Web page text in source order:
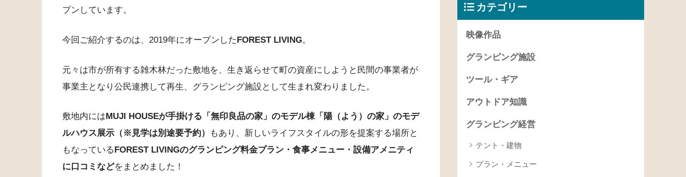
プンしています。
今回ご紹介するのは、2019年にオープンしたFOREST LIVING。
元々は市が所有する雑木林だった敷地を、生き返らせて町の資産にしようと民間の事業者が
事業主となり公民連携して再生、グランピング施設として生まれ変わりました。
敷地内には MUJI HOUSEが手掛ける「無印良品の家」のモデル棟「陽（よう）の家」のモデ
ルハウス展示（※見学は別途要予約）
もあり、新しいライフスタイルの形を提案する場所と
もなっている FOREST LIVINGのグランピング料金プラン・食事メニュー・設備アメニティ
に口コミなどをまとめました！
カテゴリー
映像作品
グランピング施設
ツール・ギア
アウトドア知識
グランピング経営
テント・建物
プラン・メニュー